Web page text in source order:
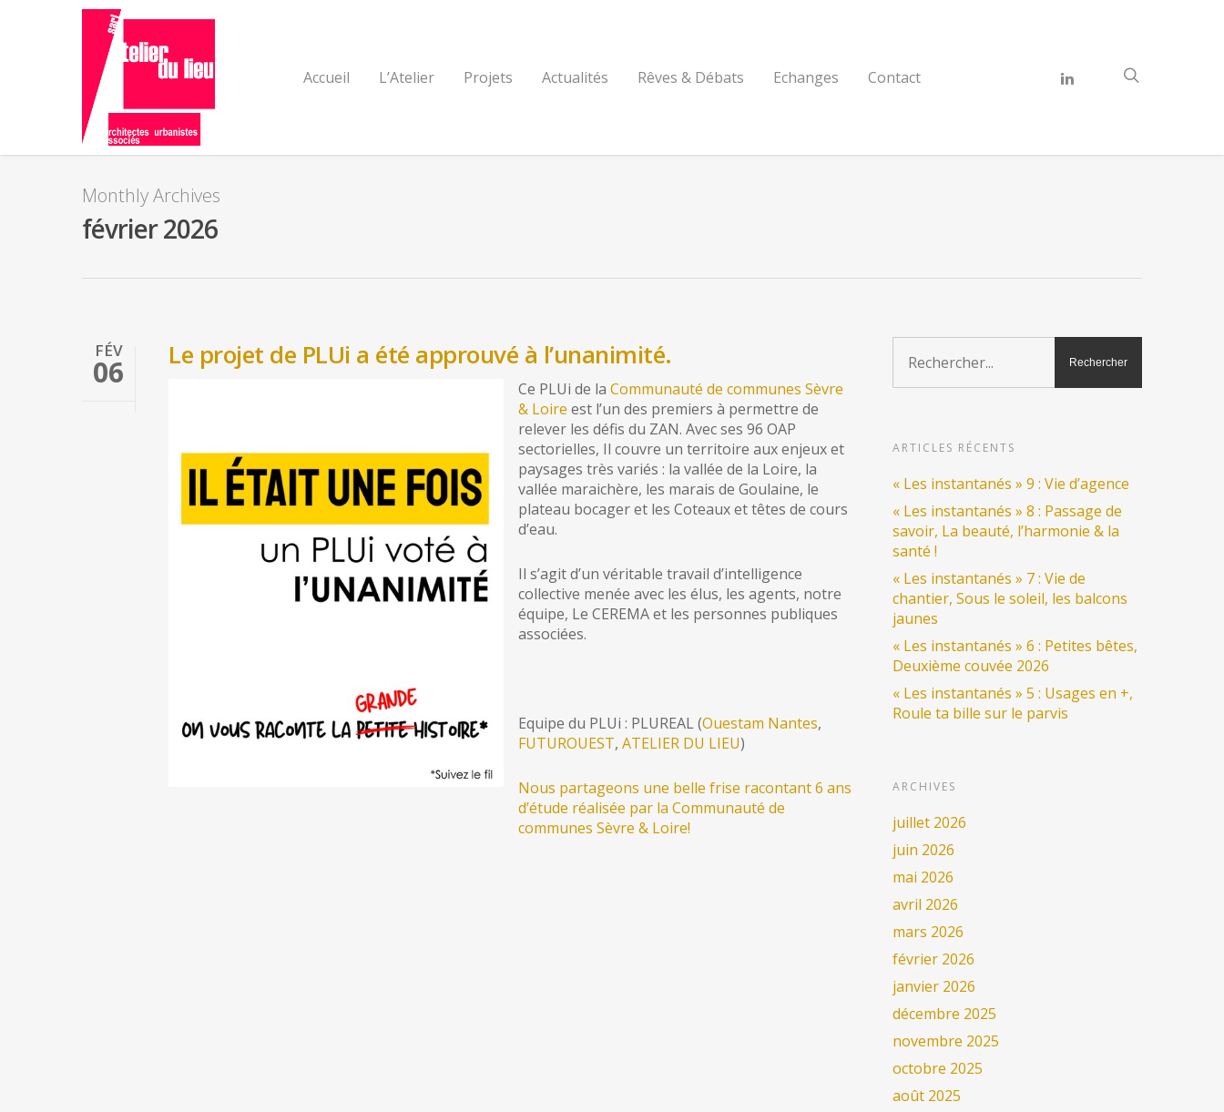
Accueil L’Atelier Projets Actualités Rêves & Débats Echanges Contact
Monthly Archives
février 2026
FÉV
06 Le projet de PLUi a été approuvé à l’unanimité.
Ce PLUi de la Communauté de communes Sèvre
& Loire est l’un des premiers à permettre de
relever les défis du ZAN. Avec ses 96 OAP
sectorielles, Il couvre un territoire aux enjeux et
paysages très variés : la vallée de la Loire, la
vallée maraichère, les marais de Goulaine, le
plateau bocager et les Coteaux et têtes de cours
d’eau.
Il s’agit d’un véritable travail d’intelligence
collective menée avec les élus, les agents, notre
équipe, Le CEREMA et les personnes publiques
associées.
Equipe du PLUi : PLUREAL (Ouestam Nantes,
FUTUROUEST, ATELIER DU LIEU)
Nous partageons une belle frise racontant 6 ans
d’étude réalisée par la Communauté de
communes Sèvre & Loire!
ARTICLES RÉCENTS
« Les instantanés » 9 : Vie d’agence
« Les instantanés » 8 : Passage de
savoir, La beauté, l’harmonie & la
santé !
« Les instantanés » 7 : Vie de
chantier, Sous le soleil, les balcons
jaunes
« Les instantanés » 6 : Petites bêtes,
Deuxième couvée 2026
« Les instantanés » 5 : Usages en +,
Roule ta bille sur le parvis
ARCHIVES
juillet 2026
juin 2026
mai 2026
avril 2026
mars 2026
février 2026
janvier 2026
décembre 2025
novembre 2025
octobre 2025
août 2025